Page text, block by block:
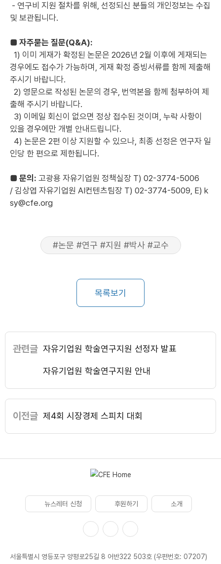
- 연구비 지원 절차를 위해, 선정되신 분들의 개인정보는 수집
및 보관됩니다.
■ 자주묻는 질문(Q&A):
1) 이미 게재가 확정된 논문은 2026년 2월 이후에 게재되는
경우에도 접수가 가능하며, 게재 확정 증빙서류를 함께 제출해
주시기 바랍니다.
2) 영문으로 작성된 논문의 경우, 번역본을 함께 첨부하여 제
출해 주시기 바랍니다.
3) 이메일 회신이 없으면 정상 접수된 것이며, 누락 사항이
있을 경우에만 개별 안내드립니다.
4) 논문은 2편 이상 지원할 수 있으나, 최종 선정은 연구자 일
인당 한 편으로 제한됩니다.
■ 문의: 고광용 자유기업원 정책실장 T) 02-3774-5006
/ 김상엽 자유기업원 AI컨텐츠팀장 T) 02-3774-5009, E) k
sy@cfe.org
#논문 #연구 #지원 #박사 #교수
목록보기
관련글 자유기업원 학술연구지원 선정자 발표
자유기업원 학술연구지원 안내
이전글 제4회 시장경제 스피치 대회
뉴스레터 신청 후원하기 소개
서울특별시 영등포구 양평로25길 8 어반322 503호 (우편번호: 07207)